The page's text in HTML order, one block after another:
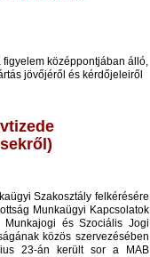
középpontjában álló,
jövőjéről és kérdőjeleiről
Szakosztály felkérésére
Munkaügyi Kapcsolatok
Munkajogi és Szociális Jogi
közös szervezésében
23-án került sor a MAB